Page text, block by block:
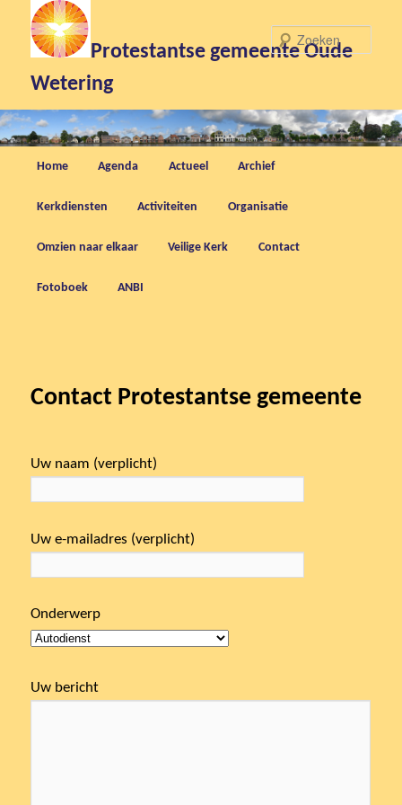
Protestantse gemeente Oude
Wetering
Hoofdmenu
Spring
de
inhoud
Home Agenda Actueel Archief
Kerkdiensten Activiteiten Organisatie
Omzien naar elkaar Veilige Kerk Contact
Fotoboek ANBI
Contact Protestantse gemeente
Uw naam (verplicht)
Uw e-mailadres (verplicht)
Onderwerp
Uw bericht